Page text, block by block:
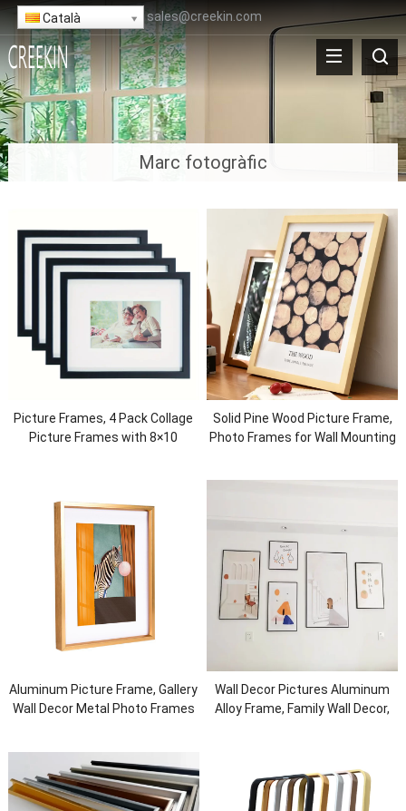
Català sales@creekin.com
Marc fotogràfic
Picture Frames, 4 Pack Collage
Picture Frames with 8×10
Wall/Desktop
Solid Pine Wood Picture Frame,
Photo Frames for Wall Mounting
Aluminum Picture Frame,Gallery
Wall Decor Metal Photo Frames
Wall Decor Pictures Aluminum
Alloy Frame, Family Wall Decor,